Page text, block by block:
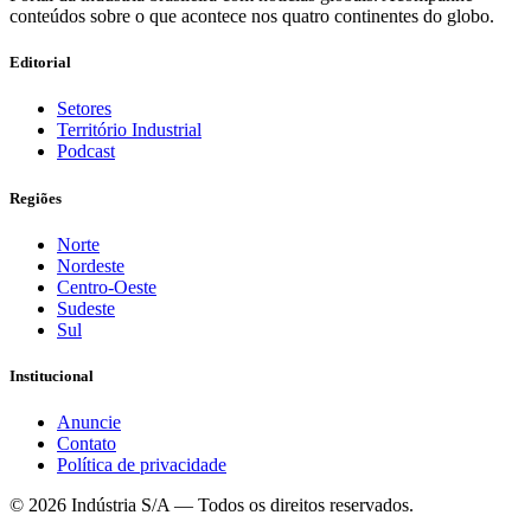
conteúdos sobre o que acontece nos quatro continentes do globo.
Editorial
Setores
Território Industrial
Podcast
Regiões
Norte
Nordeste
Centro-Oeste
Sudeste
Sul
Institucional
Anuncie
Contato
Política de privacidade
© 2026 Indústria S/A — Todos os direitos reservados.